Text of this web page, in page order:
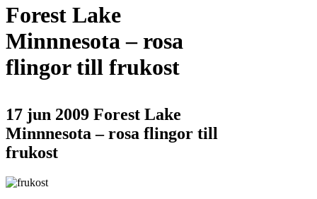
Forest Lake
Minnnesota – rosa
flingor till frukost
17 jun 2009 Forest Lake
Minnnesota – rosa flingor till
frukost